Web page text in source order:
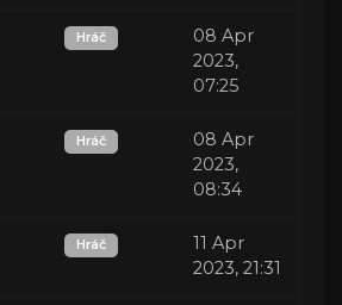
Hráč
08 Apr
2023,
07:25
Hráč
08 Apr
2023,
08:34
Hráč
11 Apr
2023, 21:31